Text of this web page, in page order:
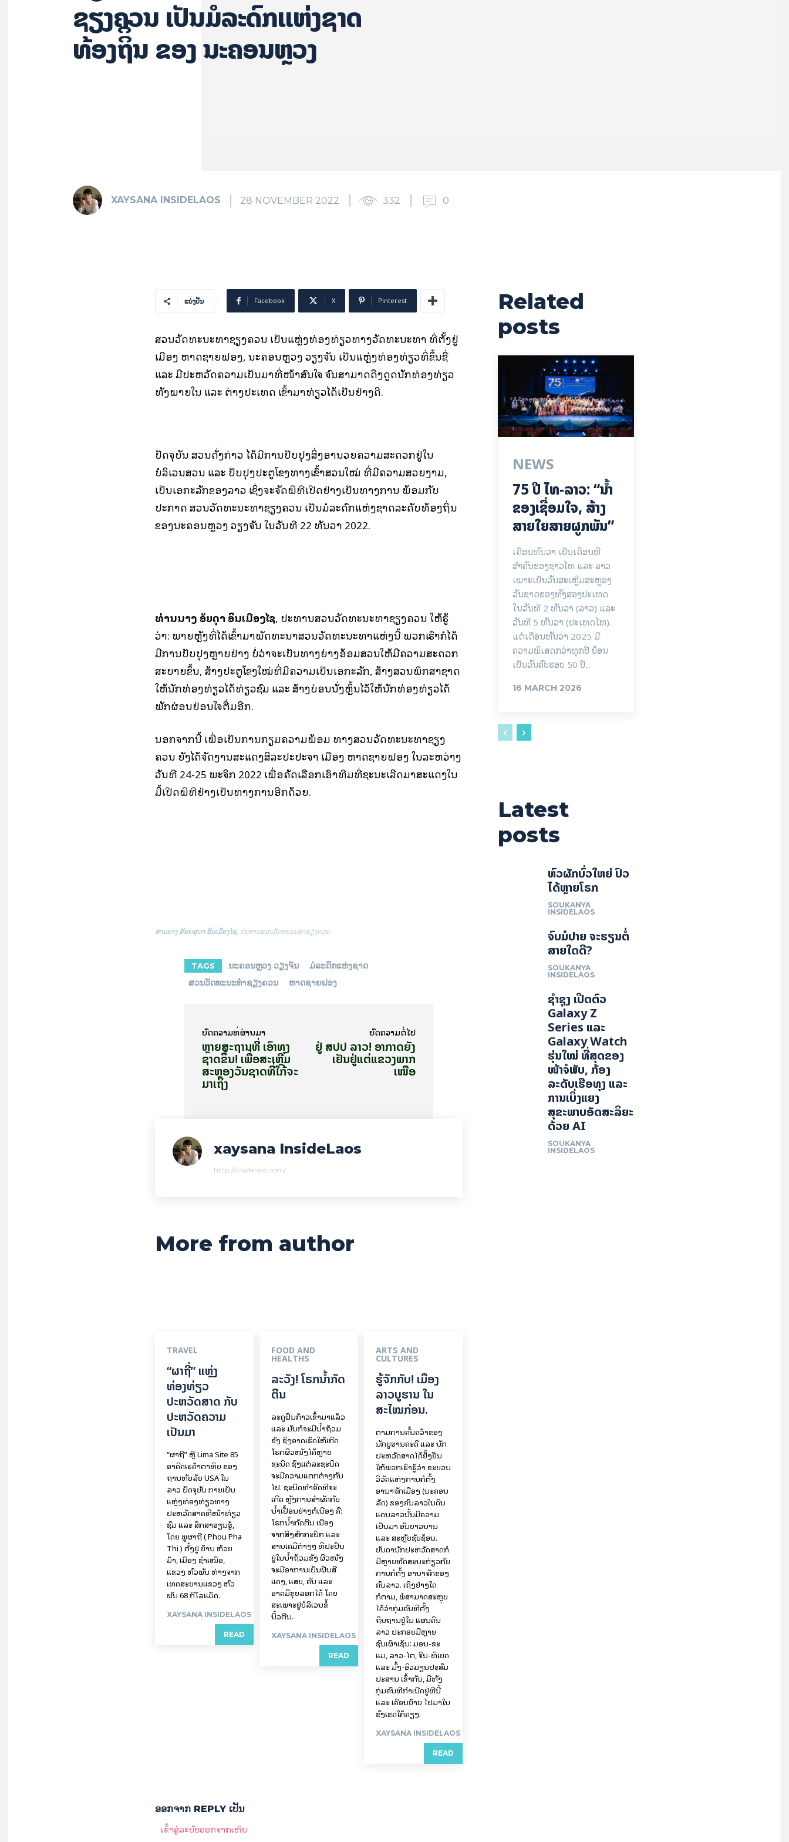
ຊຽງຄວນ ເປັນມໍລະດົກແຫ່ງຊາດ
ທ້ອງຖິິ່ນ ຂອງ ນະຄອນຫຼວງ
XAYSANA INSIDELAOS 28 NOVEMBER 2022 332 0
ແບ່ງປັນ Facebook X Pinterest
ສວນວັດທະນະທຳຊຽງຄວນ ເປັນແຫຼ່ງທ່ອງທ່ຽວທາງວັດທະນະທຳ ທີ່ຕັ້ງຢູ່
ເມືອງ ຫາດຊາຍຟອງ, ນະຄອນຫຼວງ ວຽງຈັນ ເປັນແຫຼ່ງທ່ອງທ່ຽວທີ່ຂຶ້ນຊື່
ແລະ ມີປະຫວັດຄວາມເປັນມາທີ່ໜ້າສົນໃຈ ຈົນສາມາດດຶງດູດນັກທ່ອງທ່ຽວ
ທັງພາຍໃນ ແລະ ຕ່າງປະເທດ ເຂົ້າມາທ່ຽວໄດ້ເປັນຢ່າງດີ.
ປັດຈຸບັນ ສວນດັ່ງກ່າວ ໄດ້ມີການປັບປຸງສິ່ງອຳນວຍຄວາມສະດວກຢູ່ໃນ
ບໍລິເວນສວນ ແລະ ປັບປຸງປະຕູໂຂງທາງເຂົ້າສວນໃໝ່ ທີ່ມີຄວາມສວຍງາມ,
ເປັນເອກະລັກຂອງລາວ ເຊິ່ງຈະຈັດພິທີເປີດຢ່າງເປັນທາງການ ພ້ອມກັບ
ປະກາດ ສວນວັດທະນະທຳຊຽງຄວນ ເປັນມໍລະດົກແຫ່ງຊາດລະດັບທ້ອງຖິ່ນ
ຂອງນະຄອນຫຼວງ ວຽງຈັນ ໃນວັນທີ 22 ທັນວາ 2022.
ທ່ານນາງ ສ້ອຍສຸດາ ອິນເມືອງໄຊ, ປະທານສວນວັດທະນະທຳຊຽງຄວນ ໃຫ້ຮູ້
ວ່າ: ພາຍຫຼັງທີ່ໄດ້ເຂົ້າມາພັດທະນາສວນວັດທະນະທຳແຫ່ງນີ້ ພວກເຮົາກໍໄດ້
ມີການປັບປຸງຫຼາຍຢ່າງ ບໍ່ວ່າຈະເປັນທາງຍ່າງອ້ອມສວນໃຫ້ມີຄວາມສະດວກ
ສະບາຍຂຶ້ນ, ສ້າງປະຕູໂຂງໃໝ່ທີ່ມີຄວາມເປັນເອກະລັກ, ສ້າງສວນພຶກສາຊາດ
ໃຫ້ນັກທ່ອງທ່ຽວໄດ້ທ່ຽວຊົມ ແລະ ສ້າງບ່ອນນັ່ງຫຼິ້ນໄວ້ໃຫ້ນັກທ່ອງທ່ຽວໄດ້
ພັກຜ່ອນຢ່ອນໃຈຕື່ມອີກ.
ນອກຈາກນີ້ ເພື່ອເປັນການກຽມຄວາມພ້ອມ ທາງສວນວັດທະນະທຳຊຽງ
ຄວນ ຍັງໄດ້ຈັດງານສະແດງສິລະປະປະຈຳ ເມືອງ ຫາດຊາຍຟອງ ໃນລະຫວ່າງ
ວັນທີ 24-25 ພະຈິກ 2022 ເພື່ອຄັດເລືອກເອົາທີມທີ່ຊະນະເລີດມາສະແດງໃນ
ມື້ເປີດພິທີຢ່າງເປັນທາງການອີກດ້ວຍ.
ທ່ານນາງ ສ້ອຍສຸດາ ອິນເມືອງໄຊ, ປະທານສວນວັດທະນະທຳຊຽງຄວນ
TAGS ນະຄອນຫຼວງ ວຽງຈັນ
ມໍລະດົກແຫ່ງຊາດ
ສວນວັດທະນະທຳຊຽງຄວນ
ຫາດຊາຍຟອງ
ບົດ​ຄວາມ​ທີ່​ຜ່ານ​ມາ
ຫຼາຍສະຖານທີ່ ເອົາທຸງ
ຊາດຂຶ້ນ! ເພື່ອສະເຫຼີມ
ສະຫຼອງວັນຊາດທີ່ໃກ້ຈະ
ມາເຖິງ
ບົດ​ຄວາມ​ຕໍ່​ໄປ
ຢູ່ ສປປ ລາວ! ອາກາດຍັງ
ເຢັນຢູ່ແຕ່ແຂວງພາກ
ເໜືອ
xaysana InsideLaos
http://insidelaos.com/
More from author
TRAVEL
“ຜາຖີ່” ແຫຼ່ງ
ທ່ອງທ່ຽວ
ປະຫວັດສາດ ກັບ
ປະຫວັດຄວາມ
ເປັນມາ
“ຜາຖີ່” ຫຼື Lima Site 85
ອາດີດເຣດ້າຕາທິບ ຂອງ
ຖານທັບລັບ USA ໃນ
ລາວ ປັດຈຸບັນ ກາຍເປັນ
ແຫຼ່ງທ່ອງທ່ຽວທາງ
ປະຫວັດສາດທີ່ໜ້າທ່ຽວ
ຊົມ ແລະ ສຶກສາຮຽນຮູ້,
ໂດຍ ພູຜາຖີ່ ( Phou Pha
Thi ) ຕັ້ງຢູ່ ບ້ານ ຫ້ວຍ
ມ້າ, ເມືອງ ຊໍາເໜືອ,
ແຂວງ ຫົວພັນ ຫ່າງຈາກ
ເທດສະບານແຂວງ ຫົວ
ພັນ 68 ກິ​ໂລ​ແມັດ.
XAYSANA INSIDELAOS
READ
FOOD AND
HEALTHS
ລະວັງ! ໂຣກນ້ຳກັດ
ຕີນ
ລະດູຝົນກ້າວເຂົ້າມາແລ້ວ
ແລະ ມັນກໍຈະມີນ້ຳຖ້ວມ
ຂັງ ຊຶ່ງອາດເຮັດໃຫ້ເກີດ
ໂຣກຜິວໜັງໄດ້ຫຼາຍ
ຊະນິດ ຊຶ່ງແຕ່ລະຊະນິດ
ຈະມີຄວາມແຕກຕ່າງກັນ
ໄປ. ຊະນິດທຳອິດທີ່ຈະ
ເກີດ ຫຼັງການສຳຜັດກັບ
ນ້ຳເປື້ອນຢ່າງຕໍ່ເນື່ອງ ຄື:
ໂຣກນ້ຳກັດຕີນ ເນື່ອງ
ຈາກສິ່ງສົກກະປົກ ແລະ
ສານເຄມີຕ່າງໆ ທີ່ປະປົນ
ຢູ່ໃນນ້ຳຖ້ວມຂັງ ຜິວໜັງ
ຈະມີອາການເປັນຝື່ນສີ
ແດງ, ແສບ, ຄັນ ແລະ
ອາດມີຂຸຍລອກໄດ້ ໂດຍ
ສະເພາະຢູ່ບໍລິເວນຂໍ້
ນິ້ວຕີນ.
XAYSANA INSIDELAOS
READ
ARTS AND
CULTURES
ຮູ້ຈັກກັບ! ເມືອງ
ລາວບູຮານ ໃນ
ສະໄໝກ່ອນ.
ຕາມການຄົ້ນຄວ້າຂອງ
ນັກບູຮານຄະດີ ແລະ ນັກ
ປະຫວັດສາດໄດ້ຢັ້ງຢືນ
ໃຫ້ພວກເຮົາຮູ້ວ່າ ຂະບວນ
ວິວັດແຫ່ງການກໍ່ຕັ້ງ
ອານາຈັກເມືອງ (ນະຄອນ
ລັດ) ຂອງຄົນລາວໃນດິນ
ແດນລາວນັ້ນມີຄວາມ
ເປັນມາ ອັນຍາວນານ
ແລະ ສະຫຼັບຊັບຊ້ອນ.
ບັນດານັກປະຫວັດສາດກໍ
ມີຫຼາຍທັດສະນະກ່ຽວກັບ
ການກໍ່ຕັ້ງ ອານາຈັກຂອງ
ຄົນລາວ. ເຖິງຢ່າງໃດ
ກໍຕາມ, ພໍສາມາດສະຫຼຸບ
ໄດ້ວ່າກຸ່ມຄົນທີ່ຕັ້ງ
ຖິ່ນຖານຢູ່ໃນ ແຜນດິນ
ລາວ ປະກອບມີຫຼາຍ
ຊົນເຜົ່າເຊັ່ນ: ມອນ-ຂະ
ແມ, ລາວ-ໄຕ, ຈີນ-ທິເບດ
ແລະ ມົ້ງ-ອິວມຽນປະສົມ
ປະສານ ເຂົ້າກັນ, ມີທັງ
ກຸ່ມຄົນທີ່ກຳເນີດຢູ່ທີ່ນີ້
ແລະ ເຄື່ອນຍ້າຍ ໄປມາໃນ
ຂົງເຂດໃກ້ຄຽງ.
XAYSANA INSIDELAOS
READ
ອອກ​ຈາກ REPLY ເປັນ
ເຂົ້າ​ສູ່​ລະ​ບົບ​ອອກ​ຈາກ​ເຫັນ
Related
posts
NEWS
75 ປີ ​ໄທ-ລາວ: “​ນ້ຳ​
ຂອງ​ເຊື່ອມ​​ໃຈ, ສ້າງ
ສາຍໃຍ​ສາຍຜູກພັນ”
ເດືອນທັນວາ ເປັນເດືອນທີ່
ສຳຄັນຂອງຊາວໄທ ແລະ ລາວ
ເພາະເປັນວັນສະເຫຼີມສະຫຼອງ
ວັນຊາດຂອງທັງສອງປະເທດ
ໃນວັນທີ 2 ທັນວາ (ລາວ) ແລະ
ວັນທີ 5 ທັນວາ (ປະເທດໄທ).
ແຕ່ເດືອນທັນວາ 2025 ມີ
ຄວາມພິເສດກວ່າທຸກປີ ຍ້ອນ
ເປັນວັນຄົບຮອບ 50 ປີ...
16 MARCH 2026
Latest
posts
ຫົວຜັກບົ່ວໃຫຍ່ ປົວ
ໄດ້ຫຼາຍໂຣກ
SOUKANYA
INSIDELAOS
ຈົບມໍປາຍ ຈະຮຽນຕໍ່
ສາຍໃດດີ?
SOUKANYA
INSIDELAOS
ຊຳຊຸງ ເປີດຕົວ
Galaxy Z
Series ແລະ
Galaxy Watch
ຮຸ່ນໃໝ່ ທີ່ສຸດຂອງ
ໜ້າຈໍພັບ, ກ້ອງ
ລະດັບເຮືອທຸງ ແລະ
ການເບິ່ງແຍງ
ສຸຂະພາບອັດສະລິຍະ
ດ້ວຍ AI
SOUKANYA
INSIDELAOS